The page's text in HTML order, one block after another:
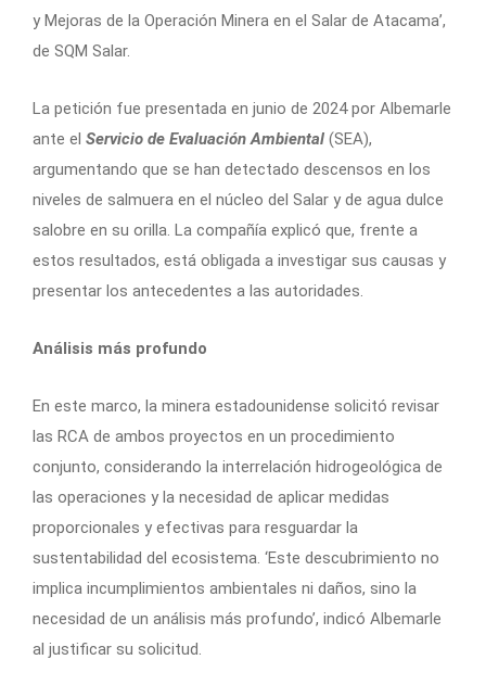
y Mejoras de la Operación Minera en el Salar de Atacama’,
de SQM Salar.
La petición fue presentada en junio de 2024 por Albemarle
ante el Servicio de Evaluación Ambiental (SEA),
argumentando que se han detectado descensos en los
niveles de salmuera en el núcleo del Salar y de agua dulce
salobre en su orilla. La compañía explicó que, frente a
estos resultados, está obligada a investigar sus causas y
presentar los antecedentes a las autoridades.
Análisis más profundo
En este marco, la minera estadounidense solicitó revisar
las RCA de ambos proyectos en un procedimiento
conjunto, considerando la interrelación hidrogeológica de
las operaciones y la necesidad de aplicar medidas
proporcionales y efectivas para resguardar la
sustentabilidad del ecosistema. ‘Este descubrimiento no
implica incumplimientos ambientales ni daños, sino la
necesidad de un análisis más profundo’, indicó Albemarle
al justificar su solicitud.